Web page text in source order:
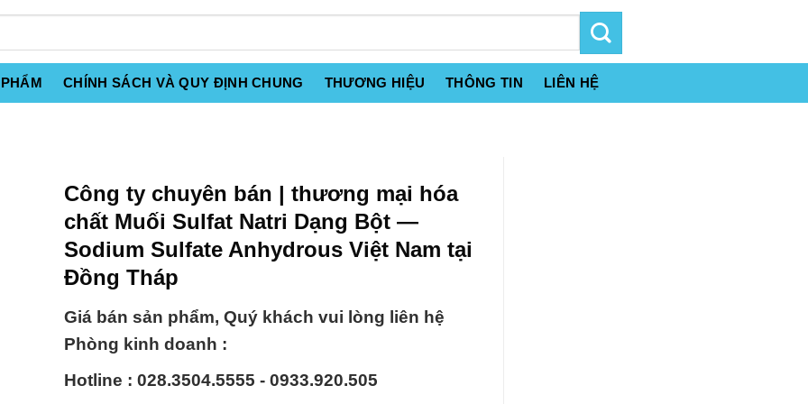
CHÍNH SÁCH VÀ QUY ĐỊNH CHUNG THƯƠNG HIỆU THÔNG TIN LIÊN HỆ
Công ty chuyên bán | thương mại hóa
chất Muối Sulfat Natri Dạng Bột —
Sodium Sulfate Anhydrous Việt Nam tại
Đồng Tháp
Giá bán sản phẩm, Quý khách vui lòng liên hệ
Phòng kinh doanh :
Hotline : 028.3504.5555 - 0933.920.505